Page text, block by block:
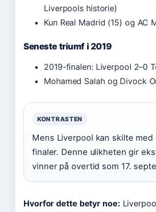
Liverpools historie)
Kun Real Madrid (15) og AC
Seneste triumf i 2019
2019-finalen: Liverpool 2–0
Mohamed Salah og Divock
KONTRASTEN
Mens Liverpool kan skilte
finaler. Denne ulikheten gir
vinner på overtid som 17.
Hvorfor dette betyr noe: